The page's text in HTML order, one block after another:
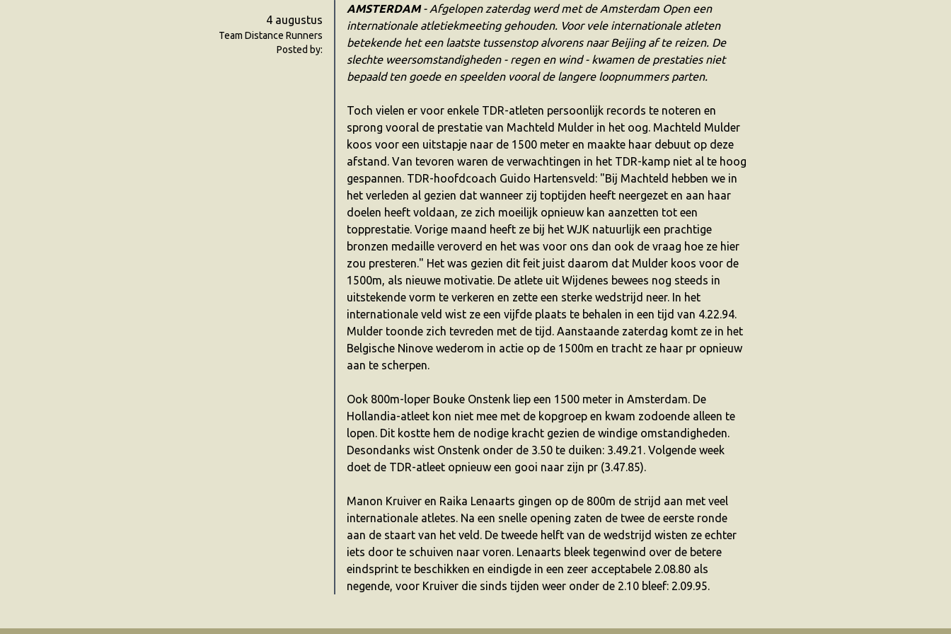
4 augustus
Team Distance Runners
Posted by:
AMSTERDAM- Afgelopen zaterdag werd met de Amsterdam Open een
internationale atletiekmeeting gehouden. Voor vele internationale atleten
betekende het een laatste tussenstop alvorens naar Beijing af te reizen. De
slechte weersomstandigheden - regen en wind - kwamen de prestaties niet
bepaald ten goede en speelden vooral de langere loopnummers parten.
Toch vielen er voor enkele TDR-atleten persoonlijk records te noteren en
sprong vooral de prestatie van Machteld Mulder in het oog. Machteld Mulder
koos voor een uitstapje naar de 1500 meter en maakte haar debuut op deze
afstand. Van tevoren waren de verwachtingen in het TDR-kamp niet al te hoog
gespannen. TDR-hoofdcoach Guido Hartensveld: "Bij Machteld hebben we in
het verleden al gezien dat wanneer zij toptijden heeft neergezet en aan haar
doelen heeft voldaan, ze zich moeilijk opnieuw kan aanzetten tot een
topprestatie. Vorige maand heeft ze bij het WJK natuurlijk een prachtige
bronzen medaille veroverd en het was voor ons dan ook de vraag hoe ze hier
zou presteren." Het was gezien dit feit juist daarom dat Mulder koos voor de
1500m, als nieuwe motivatie. De atlete uit Wijdenes bewees nog steeds in
uitstekende vorm te verkeren en zette een sterke wedstrijd neer. In het
internationale veld wist ze een vijfde plaats te behalen in een tijd van 4.22.94.
Mulder toonde zich tevreden met de tijd. Aanstaande zaterdag komt ze in het
Belgische Ninove wederom in actie op de 1500m en tracht ze haar pr opnieuw
aan te scherpen.
Ook 800m-loper Bouke Onstenk liep een 1500 meter in Amsterdam. De
Hollandia-atleet kon niet mee met de kopgroep en kwam zodoende alleen te
lopen. Dit kostte hem de nodige kracht gezien de windige omstandigheden.
Desondanks wist Onstenk onder de 3.50 te duiken: 3.49.21. Volgende week
doet de TDR-atleet opnieuw een gooi naar zijn pr (3.47.85).
Manon Kruiver en Raika Lenaarts gingen op de 800m de strijd aan met veel
internationale atletes. Na een snelle opening zaten de twee de eerste ronde
aan de staart van het veld. De tweede helft van de wedstrijd wisten ze echter
iets door te schuiven naar voren. Lenaarts bleek tegenwind over de betere
eindsprint te beschikken en eindigde in een zeer acceptabele 2.08.80 als
negende, voor Kruiver die sinds tijden weer onder de 2.10 bleef: 2.09.95.